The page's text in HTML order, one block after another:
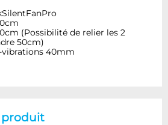
(Possibilité de relier les 2
50cm)
vibrations 40mm
produit